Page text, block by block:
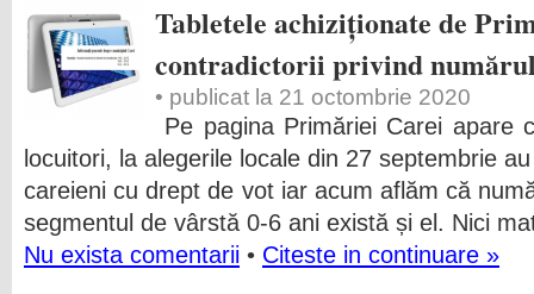
Tabletele achiziționate de
contradictorii privind
• publicat la 21 octombrie 2020
Pe pagina Primăriei Carei apare
locuitori, la alegerile locale din 27 septembrie
careieni cu drept de vot iar acum aflăm că
segmentul de vârstă 0-6 ani există și el. Nici
Nu exista comentarii • Citeste in continuare »